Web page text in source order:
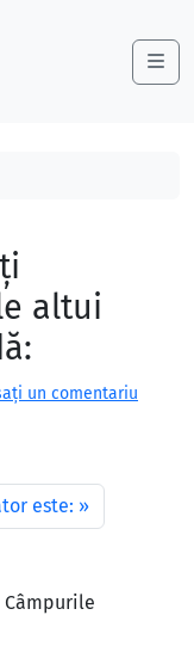
altui
un comentariu
este:
Câmpurile